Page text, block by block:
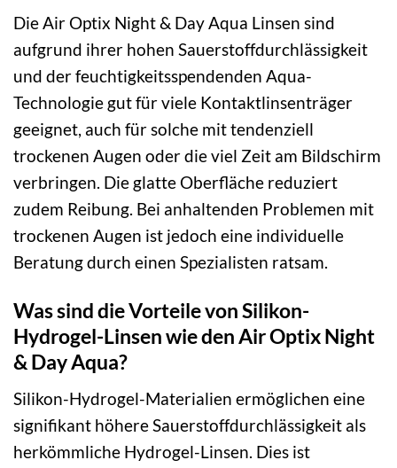
Die Air Optix Night & Day Aqua Linsen sind
aufgrund ihrer hohen Sauerstoffdurchlässigkeit
und der feuchtigkeitsspendenden Aqua-
Technologie gut für viele Kontaktlinsenträger
geeignet, auch für solche mit tendenziell
trockenen Augen oder die viel Zeit am Bildschirm
verbringen. Die glatte Oberfläche reduziert
zudem Reibung. Bei anhaltenden Problemen mit
trockenen Augen ist jedoch eine individuelle
Beratung durch einen Spezialisten ratsam.
Was sind die Vorteile von Silikon-
Hydrogel-Linsen wie den Air Optix Night
& Day Aqua?
Silikon-Hydrogel-Materialien ermöglichen eine
signifikant höhere Sauerstoffdurchlässigkeit als
herkömmliche Hydrogel-Linsen. Dies ist